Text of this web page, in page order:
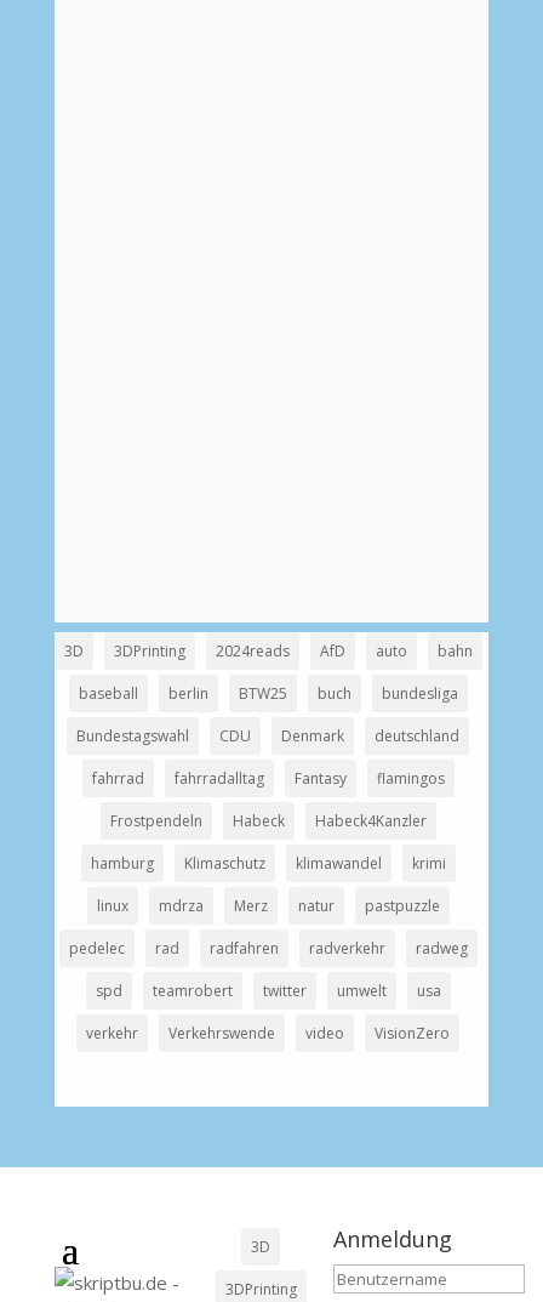
3D 3DPrinting 2024reads AfD auto bahn
baseball berlin BTW25 buch bundesliga
Bundestagswahl CDU Denmark deutschland
fahrrad fahrradalltag Fantasy flamingos
Frostpendeln Habeck Habeck4Kanzler
hamburg Klimaschutz klimawandel krimi
linux mdrza Merz natur pastpuzzle
pedelec rad radfahren radverkehr radweg
spd teamrobert twitter umwelt usa
verkehr Verkehrswende video VisionZero
3D
3DPrinting
Anmeldung